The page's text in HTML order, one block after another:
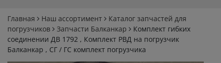
Главная Наш ассортимент
Каталог запчастей для
погрузчиков
Запчасти Балканкар
Комплект гибких
соединении ДВ 1792 , Комплект РВД на погрузчик
Балканкар , СГ / ГС комплект погрузчика